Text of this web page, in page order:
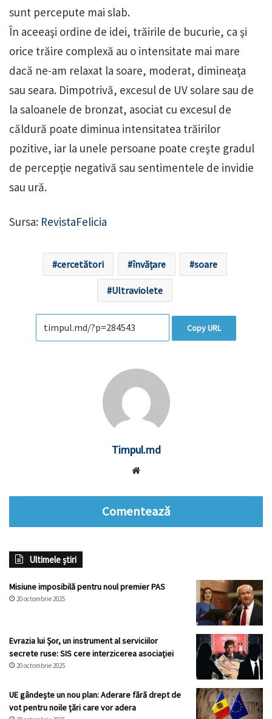
sunt percepute mai slab.
În aceeaşi ordine de idei, trăirile de bucurie, ca şi
orice trăire complexă au o intensitate mai mare
dacă ne-am relaxat la soare, moderat, dimineaţa
sau seara. Dimpotrivă, excesul de UV solare sau de
la saloanele de bronzat, asociat cu excesul de
căldură poate diminua intensitatea trăirilor
pozitive, iar la unele persoane poate creşte gradul
de percepţie negativă sau sentimentele de invidie
sau ură.
Sursa: RevistaFelicia
cercetători învățare soare
Ultraviolete
Copy URL
Timpul.md
Comentează
Ultimele știri
Misiune imposibilă pentru noul premier PAS
20 octombrie 2025
Evrazia lui Șor, un instrument al serviciilor
secrete ruse: SIS cere interzicerea asociației
20 octombrie 2025
UE gândește un nou plan: Aderare fără drept de
vot pentru noile țări care vor adera